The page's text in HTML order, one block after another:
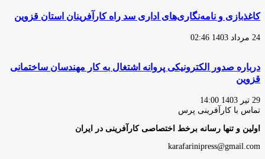
کاغذبازی و نامه‌نگاری‌های اداری سد راه کارآفرینان استان قزوین
24 مرداد 1403 02:46
درباره صدور الکترونیکی پروانه اشتغال به کار مهندسان ساختمانی
قزوین
29 تیر 1403 14:00
تماس با کارآفرینی پرس
اولین و تنها رسانه برخط اختصاصی کارآفرینی در ایران
karafarinipress@gmail.com